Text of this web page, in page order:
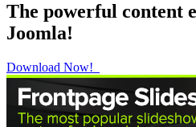
The powerful content
Joomla!
Download Now!